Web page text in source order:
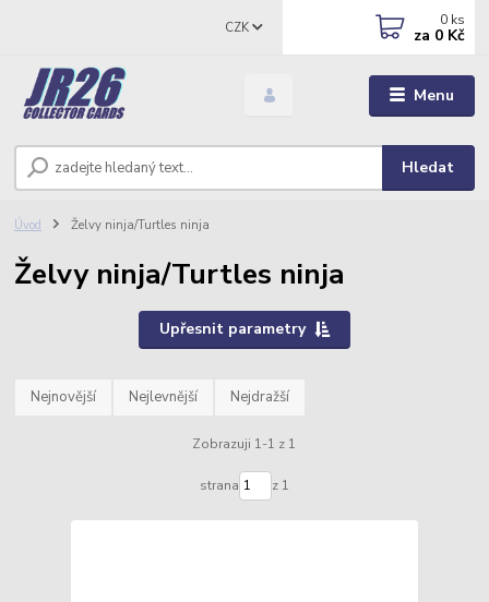
Menu
CZK
Hledat
0 ks
za 0 Kč
Úvod Želvy ninja/Turtles ninja
Želvy ninja/Turtles ninja
Upřesnit parametry
Nejnovější Nejlevnější Nejdražší
Zobrazuji 1-1 z 1
strana z 1